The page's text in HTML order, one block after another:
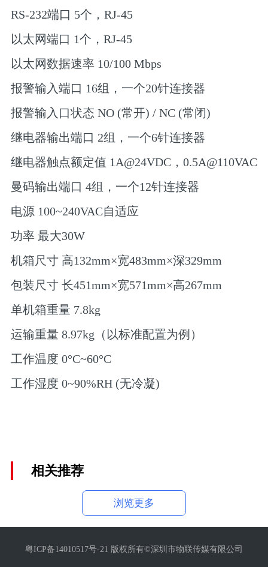
RS-232端口 5个，RJ-45
以太网端口 1个，RJ-45
以太网数据速率 10/100 Mbps
报警输入端口 16组，一个20针连接器
报警输入口状态 NO (常开) / NC (常闭)
继电器输出端口 2组，一个6针连接器
继电器触点额定值 1A@24VDC，0.5A@110VAC
曼码输出端口 4组，一个12针连接器
电源 100~240VAC自适应
功率 最大30W
机箱尺寸 高132mm×宽483mm×深329mm
包装尺寸 长451mm×宽571mm×高267mm
单机箱重量 7.8kg
运输重量 8.97kg（以标准配置为例）
工作温度 0°C~60°C
工作湿度 0~90%RH (无冷凝)
相关推荐
浏览更多
粤ICP备14010517号-21 版权所有©深圳市物联传媒有限公司